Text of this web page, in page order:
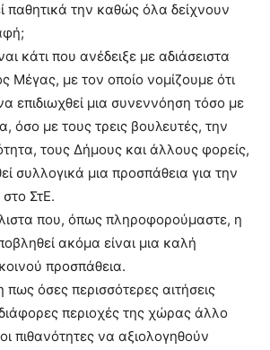
παθητικά την καθώς όλα δείχνουν
κάτι που ανέδειξε με αδιάσειστα
Μέγας, με τον οποίο νομίζουμε ότι
επιδιωχθεί μια συνεννόηση τόσο με
όσο με τους τρεις βουλευτές, την
τους Δήμους και άλλους φορείς,
συλλογικά μια προσπάθεια για την
ΣτΕ.
που, όπως πληροφορούμαστε, η
ακόμα είναι μια καλή
προσπάθεια.
όσες περισσότερες αιτήσεις
περιοχές της χώρας άλλο
πιθανότητες να αξιολογηθούν